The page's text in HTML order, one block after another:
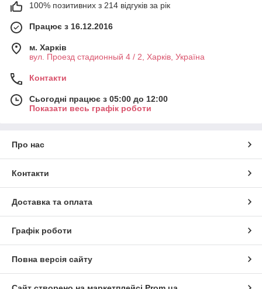
100% позитивних з 214 відгуків за рік
Працює з 16.12.2016
м. Харків
вул. Проезд стадионный 4 / 2, Харків, Україна
Контакти
Сьогодні працює з 05:00 до 12:00
Показати весь графік роботи
Про нас
Контакти
Доставка та оплата
Графік роботи
Повна версія сайту